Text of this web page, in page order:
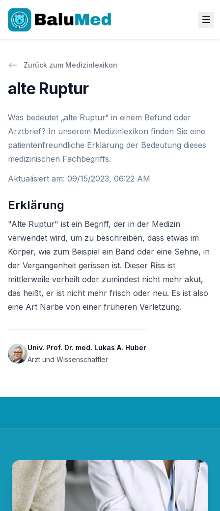
Zurück zum Medizinlexikon
alte Ruptur
Was bedeutet „alte Ruptur“ in einem Befund oder
Arztbrief? In unserem Medizinlexikon finden Sie eine
patientenfreundliche Erklärung der Bedeutung dieses
medizinischen Fachbegriffs.
Aktualisiert am: 09/15/2023, 06:22 AM
Erklärung
"Alte Ruptur" ist ein Begriff, der in der Medizin
verwendet wird, um zu beschreiben, dass etwas im
Körper, wie zum Beispiel ein Band oder eine Sehne, in
der Vergangenheit gerissen ist. Dieser Riss ist
mittlerweile verheilt oder zumindest nicht mehr akut,
das heißt, er ist nicht mehr frisch oder neu. Es ist also
eine Art Narbe von einer früheren Verletzung.
Univ. Prof. Dr. med. Lukas A. Huber
Arzt und Wissenschaftler